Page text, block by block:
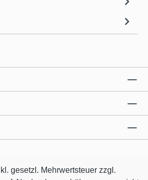
gesetzl. Mehrwertsteuer zzgl.